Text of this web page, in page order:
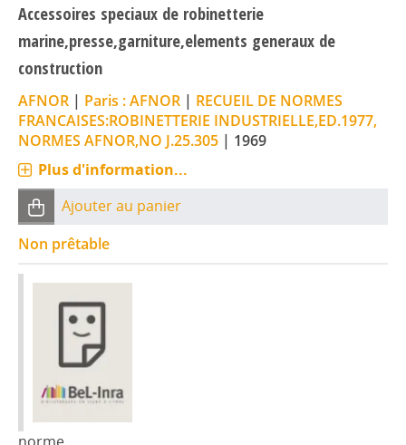
Accessoires speciaux de robinetterie
marine,presse,garniture,elements generaux de
construction
AFNOR | Paris : AFNOR | RECUEIL DE NORMES
FRANCAISES:ROBINETTERIE INDUSTRIELLE,ED.1977,
NORMES AFNOR,NO J.25.305 | 1969
Plus d'information...
Ajouter au panier
Non prêtable